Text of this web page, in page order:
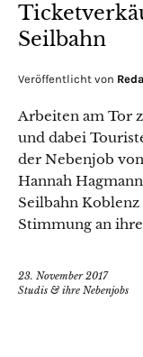
Seilbahn
Veröffentlicht von
Arbeiten am Tor
und dabei
der Nebenjob
Hannah
Seilbahn
Stimmung an
23. November 2017
Studis & ihre Nebenjobs